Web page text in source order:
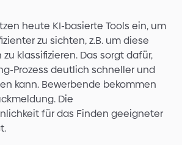
heute KI-basierte Tools ein, um
zu sichten, z.B. um diese
klassifizieren. Das sorgt dafür,
Prozess deutlich schneller und
kann. Bewerbende bekommen
Die
für das Finden geeigneter